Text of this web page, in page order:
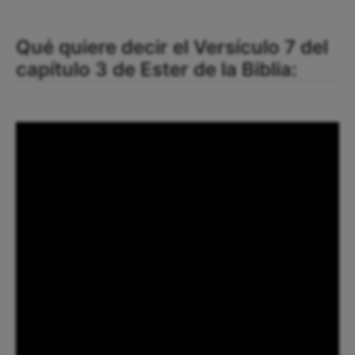
Qué quiere decir el Versículo 7 del
capítulo 3 de Ester de la Biblia: